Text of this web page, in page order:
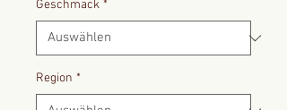
Liter
Geschmack *
Region *